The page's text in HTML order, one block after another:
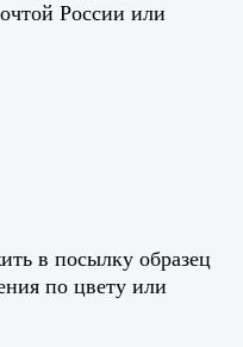
России или
в посылку образец
по цвету или